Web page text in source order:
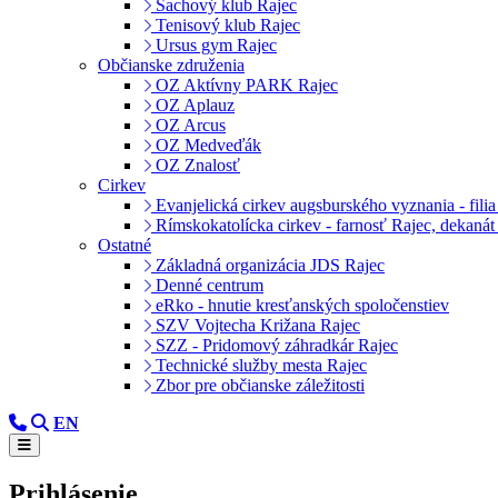
Šachový klub Rajec
Tenisový klub Rajec
Ursus gym Rajec
Občianske združenia
OZ Aktívny PARK Rajec
OZ Aplauz
OZ Arcus
OZ Medveďák
OZ Znalosť
Cirkev
Evanjelická cirkev augsburského vyznania -
Rímskokatolícka cirkev - farnosť Rajec, dekanát
Ostatné
Základná organizácia JDS Rajec
Denné centrum
eRko - hnutie kresťanských spoločenstiev
SZV Vojtecha Križana Rajec
SZZ - Pridomový záhradkár Rajec
Technické služby mesta Rajec
Zbor pre občianske záležitosti
EN